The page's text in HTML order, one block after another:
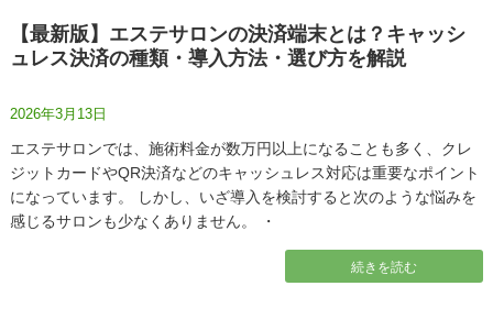
【最新版】エステサロンの決済端末とは？キャッシ
ュレス決済の種類・導入方法・選び方を解説
2026年3月13日
エステサロンでは、施術料金が数万円以上になることも多く、クレ
ジットカードやQR決済などのキャッシュレス対応は重要なポイント
になっています。 しかし、いざ導入を検討すると次のような悩みを
感じるサロンも少なくありません。 ・
続きを読む